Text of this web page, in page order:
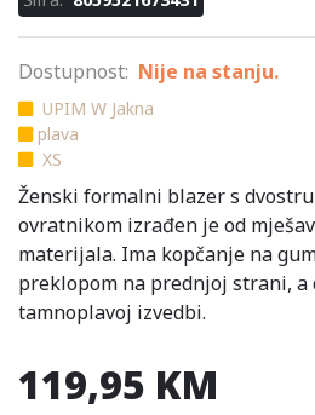
Dostupnost: Nije na stanju.
UPIM W Jakna
plava
XS
Ženski formalni blazer s
ovratnikom izrađen je od
materijala. Ima kopčanje na
preklopom na prednjoj strani,
tamnoplavoj izvedbi.
119,95 KM